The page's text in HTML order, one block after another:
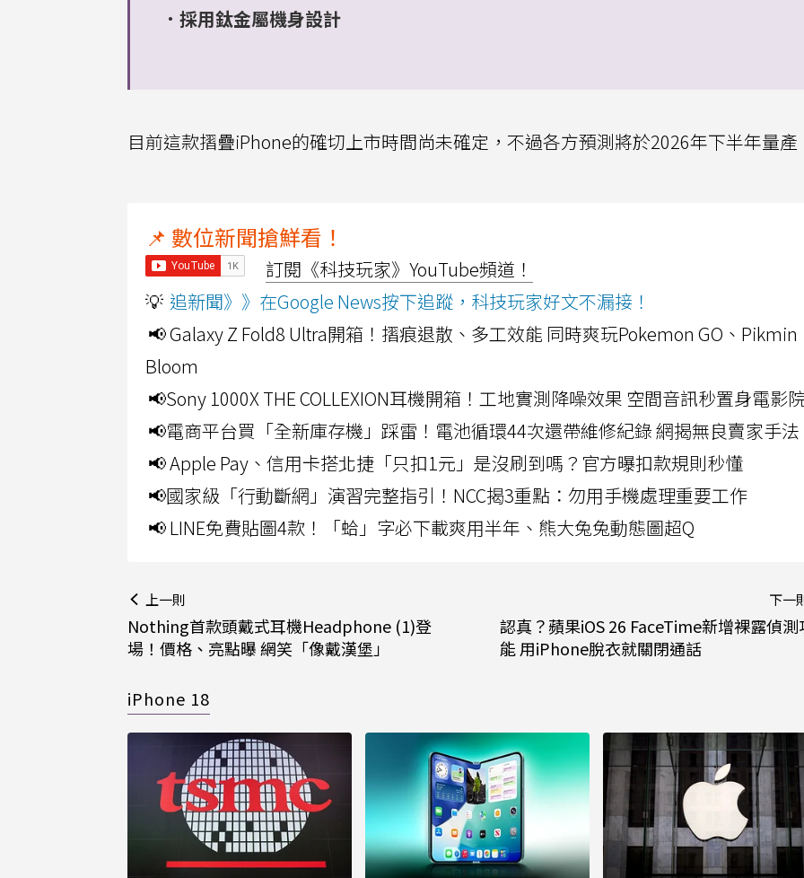
．採用鈦金屬機身設計
目前這款摺疊iPhone的確切上市時間尚未確定，不過各方預測將於2026年下半年量產
📌 數位新聞搶鮮看！
訂閱《科技玩家》YouTube頻道！
💡 追新聞》》在Google News按下追蹤，科技玩家好文不漏接！
📢 Galaxy Z Fold8 Ultra開箱！摺痕退散、多工效能 同時爽玩Pokemon GO、Pikmin
Bloom
📢Sony 1000X THE COLLEXION耳機開箱！工地實測降噪效果 空間音訊秒置身電影
📢電商平台買「全新庫存機」踩雷！電池循環44次還帶維修紀錄 網揭無良賣家手法
📢 Apple Pay、信用卡搭北捷「只扣1元」是沒刷到嗎？官方曝扣款規則秒懂
📢國家級「行動斷網」演習完整指引！NCC揭3重點：勿用手機處理重要工作
📢 LINE免費貼圖4款！「蛤」字必下載爽用半年、熊大兔兔動態圖超Q
上一則
Nothing首款頭戴式耳機Headphone (1)登
場！價格、亮點曝 網笑「像戴漢堡」
下一
認真？蘋果iOS 26 FaceTime新增裸露偵測
能 用iPhone脫衣就關閉通話
iPhone 18